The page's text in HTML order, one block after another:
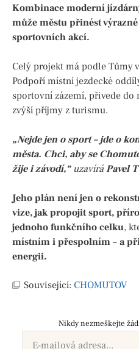
Kombinace moderní
může městu přinést
sportovních akcí.
Celý projekt má podle Tůmy
Podpoří místní jezdecké
sportovní zázemí, přivede do
zvýší příjmy z turismu.
„Nejde jen o sport – jde o
města. Chci, aby se
žije i závodí,“uzavírá Pavel
Jeho plán není jen o
vize, jak propojit sport,
jednoho funkčního celku,
místním i přespolním – a
energii.
Související: CHOMUTOV
Nikdy nezmeškejte